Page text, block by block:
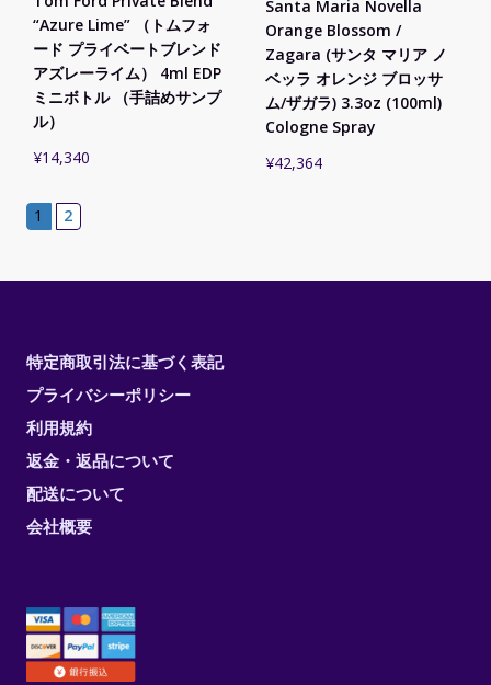
“Azure Lime” （トムフォ
ード プライベートブレンド
アズレーライム） 4ml EDP
ミニボトル （手詰めサンプ
ル）
¥14,340
Santa Maria Novella
Orange Blossom /
Zagara (サンタ マリア ノ
ベッラ オレンジ ブロッサ
ム/ザガラ) 3.3oz (100ml)
Cologne Spray
¥42,364
1 2
特定商取引法に基づく表記
プライバシーポリシー
利用規約
返金・返品について
配送について
会社概要